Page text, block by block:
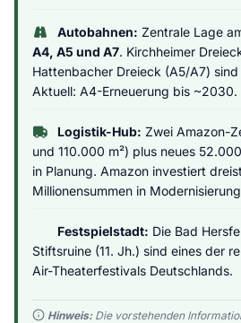
Autobahnen: Zentrale Lage
A4, A5 und A7. Kirchheimer
Hattenbacher Dreieck (A5/A7)
Aktuell: A4-Erneuerung bis ~2030.
Logistik-Hub: Zwei Amazon-
und 110.000 m²) plus neues
in Planung. Amazon investiert
Millionensummen in
Festspielstadt: Die Bad
Stiftsruine (11. Jh.) sind eines der
Air-Theaterfestivals Deutschlands.
Hinweis:Die vorstehenden